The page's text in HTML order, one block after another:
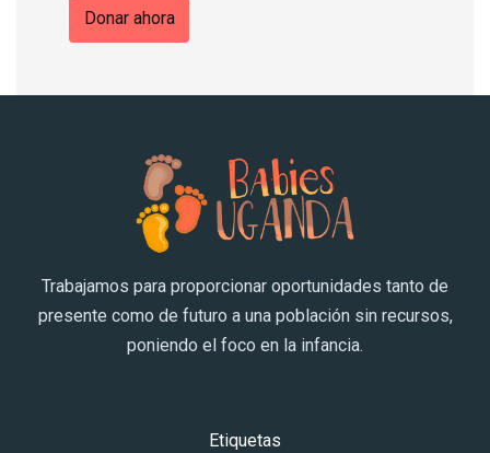
Donar ahora
Trabajamos para proporcionar oportunidades tanto de
presente como de futuro a una población sin recursos,
poniendo el foco en la infancia.
Etiquetas